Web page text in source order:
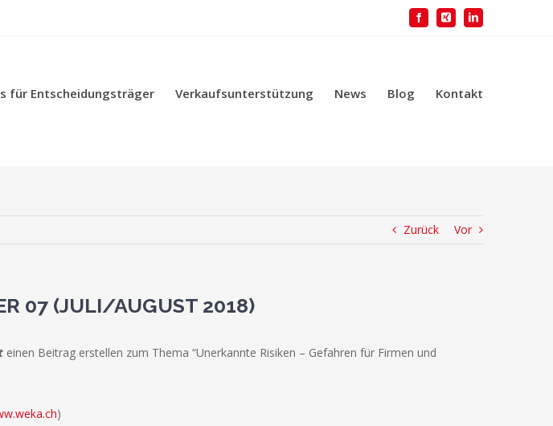
FacebookXing LinkedIn
für Entscheidungsträger Verkaufsunterstützung News Blog Kontakt
Zurück Vor
07 (JULI/AUGUST 2018)
einen Beitrag erstellen zum Thema “Unerkannte Risiken – Gefahren für Firmen und
)